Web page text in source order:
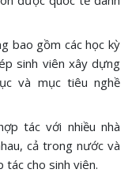
bao gồm các học kỳ
sinh viên xây dựng
và mục tiêu nghề
tác với nhiều nhà
cả trong nước và
tác cho sinh viên.